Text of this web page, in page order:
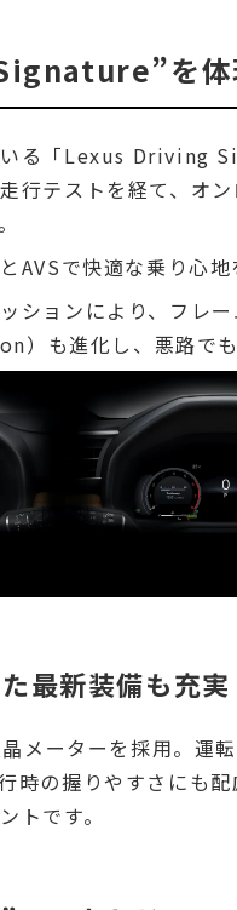
を体
る「Lexus Driving
行テストを経て、オ
AVSで快適な乗り心地
ションにより、フレ
も進化し、悪路でも
最新装備も充実
メーターを採用。運
時の握りやすさにも
トです。